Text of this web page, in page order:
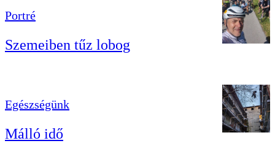
Portré
Szemeiben tűz lobog
Egészségünk
Málló idő